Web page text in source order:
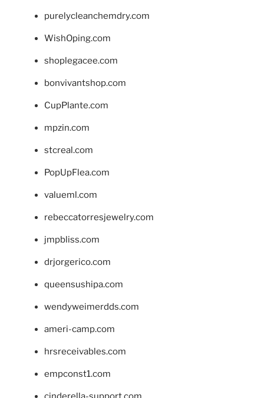
purelycleanchemdry.com
WishOping.com
shoplegacee.com
bonvivantshop.com
CupPlante.com
mpzin.com
stcreal.com
PopUpFlea.com
valueml.com
rebeccatorresjewelry.com
jmpbliss.com
drjorgerico.com
queensushipa.com
wendyweimerdds.com
ameri-camp.com
hrsreceivables.com
empconst1.com